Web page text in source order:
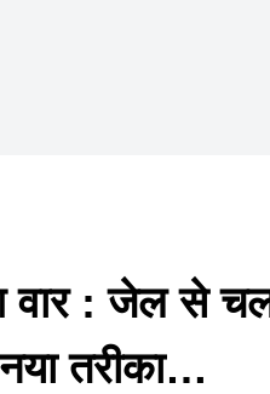
: जेल से चला
तरीका…